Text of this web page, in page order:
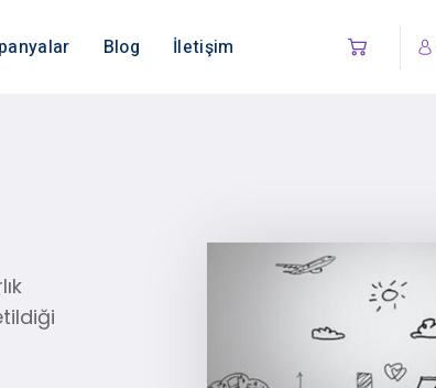
Blog İletişim